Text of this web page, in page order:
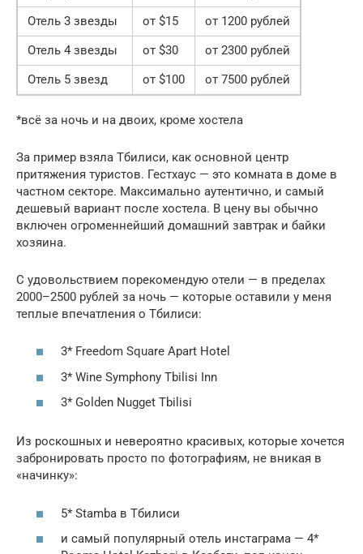
Отель 3 звезды
от $15
от 1200 рублей
Отель 4 звезды
от $30
от 2300 рублей
Отель 5 звезд
от $100 от 7500 рублей
*всё за ночь и на двоих, кроме хостела
За пример взяла Тбилиси, как основной центр
притяжения туристов. Гестхаус — это комната в доме в
частном секторе. Максимально аутентично, и самый
дешевый вариант после хостела. В цену вы обычно
включен огроменнейший домашний завтрак и байки
хозяина.
С удовольствием порекомендую отели — в пределах
2000–2500 рублей за ночь — которые оставили у меня
теплые впечатления о Тбилиси:
3* Freedom Square Apart Hotel
3* Wine Symphony Tbilisi Inn
3* Golden Nugget Tbilisi
Из роскошных и невероятно красивых, которые хочется
забронировать просто по фотографиям, не вникая в
«начинку»:
5* Stamba в Тбилиси
и самый популярный отель инстаграма — 4*